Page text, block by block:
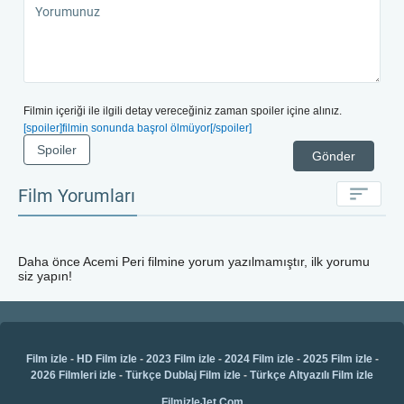
adaylığıyla adından söz ettiren Jillian Bell
Filmin yönetmenliğini 1 ödül ve 6 adaylığı bulunan
Sharon Maguire yapmaktadır.
Filmin içeriği ile ilgili detay vereceğiniz zaman spoiler içine alınız.
[spoiler]filmin sonunda başrol ölmüyor[/spoiler]
Gönder
Spoiler
Film Yorumları
Daha önceAcemi Peri filmine yorum yazılmamıştır, ilk yorumu
siz yapın!
Film izle- HD Film izle- 2023 Film izle- 2024 Film izle- 2025 Film izle-
2026 Filmleri izle - Türkçe Dublaj Film izle - Türkçe Altyazılı Film izle